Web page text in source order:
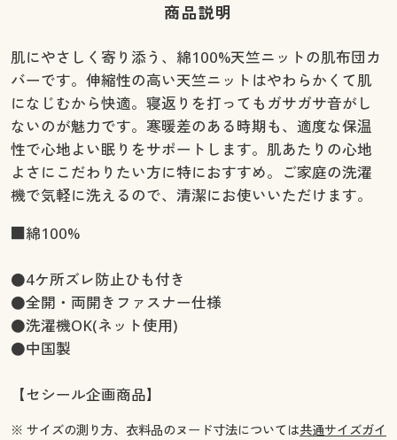
商品説明
肌にやさしく寄り添う、綿100%天竺ニットの肌布団カ
バーです。伸縮性の高い天竺ニットはやわらかくて肌
になじむから快適。寝返りを打ってもガサガサ音がし
ないのが魅力です。寒暖差のある時期も、適度な保温
性で心地よい眠りをサポートします。肌あたりの心地
よさにこだわりたい方に特におすすめ。ご家庭の洗濯
機で気軽に洗えるので、清潔にお使いいただけます。
■綿100%
●4ケ所ズレ防止ひも付き
●全開・両開きファスナー仕様
●洗濯機OK(ネット使用)
●中国製
【セシール企画商品】
※ サイズの測り方、衣料品のヌード寸法については共通サイズガイ